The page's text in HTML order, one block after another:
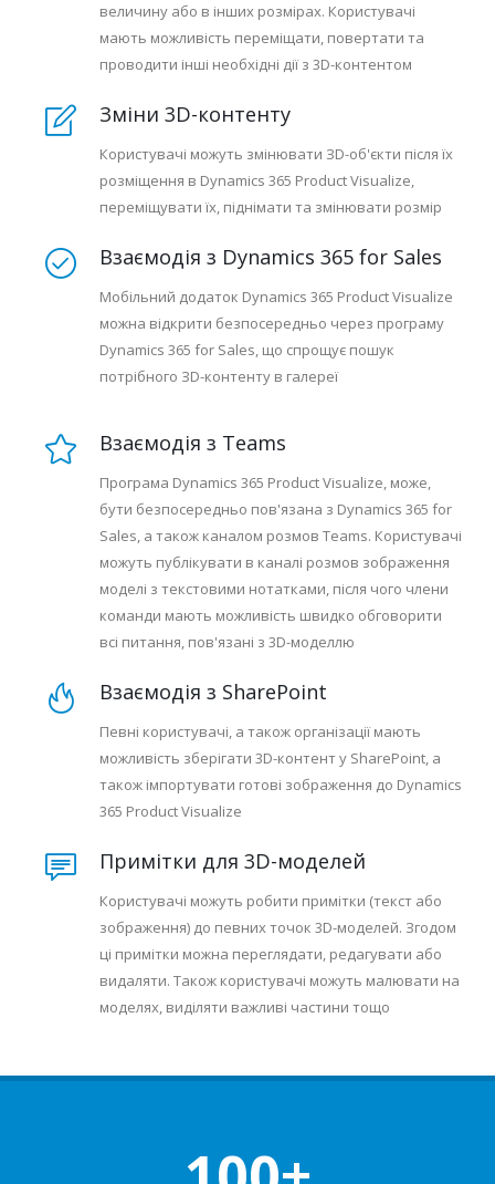
величину або в інших розмірах. Користувачі
мають можливість переміщати, повертати та
проводити інші необхідні дії з 3D-контентом
Зміни 3D-контенту
Користувачі можуть змінювати ЗD-об'єкти після їх
розміщення в Dynamics 365 Product Visualize,
переміщувати їх, піднімати та змінювати розмір
Взаємодія з Dynamics 365 for Sales
Мобільний додаток Dynamics 365 Product Visualize
можна відкрити безпосередньо через програму
Dynamics 365 for Sales, що спрощує пошук
потрібного ЗD-контенту в галереї
Взаємодія з Teams
Програма Dynamics 365 Product Visualize, може,
бути безпосередньо пов'язана з Dynamics 365 for
Sales, а також каналом розмов Teams. Користувачі
можуть публікувати в каналі розмов зображення
моделі з текстовими нотатками, після чого члени
команди мають можливість швидко обговорити
всі питання, пов'язані з 3D-моделлю
Взаємодія з SharePoint
Певні користувачі, а також організації мають
можливість зберігати 3D-контент у SharePoint, а
також імпортувати готові зображення до Dynamics
365 Product Visualize
Примітки для 3D-моделей
Користувачі можуть робити примітки (текст або
зображення) до певних точок 3D-моделей. Згодом
ці примітки можна переглядати, редагувати або
видаляти. Також користувачі можуть малювати на
моделях, виділяти важливі частини тощо